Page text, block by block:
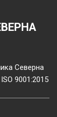
Северна
9001:2015